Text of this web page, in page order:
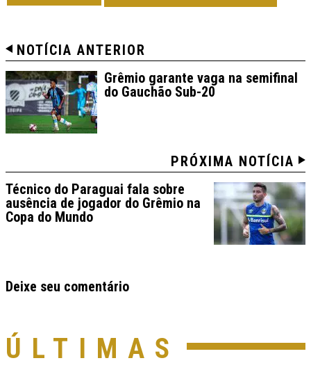
NOTÍCIA ANTERIOR
Grêmio garante vaga na semifinal
do Gauchão Sub-20
PRÓXIMA NOTÍCIA
Técnico do Paraguai fala sobre
ausência de jogador do Grêmio na
Copa do Mundo
Deixe seu comentário
ÚLTIMAS